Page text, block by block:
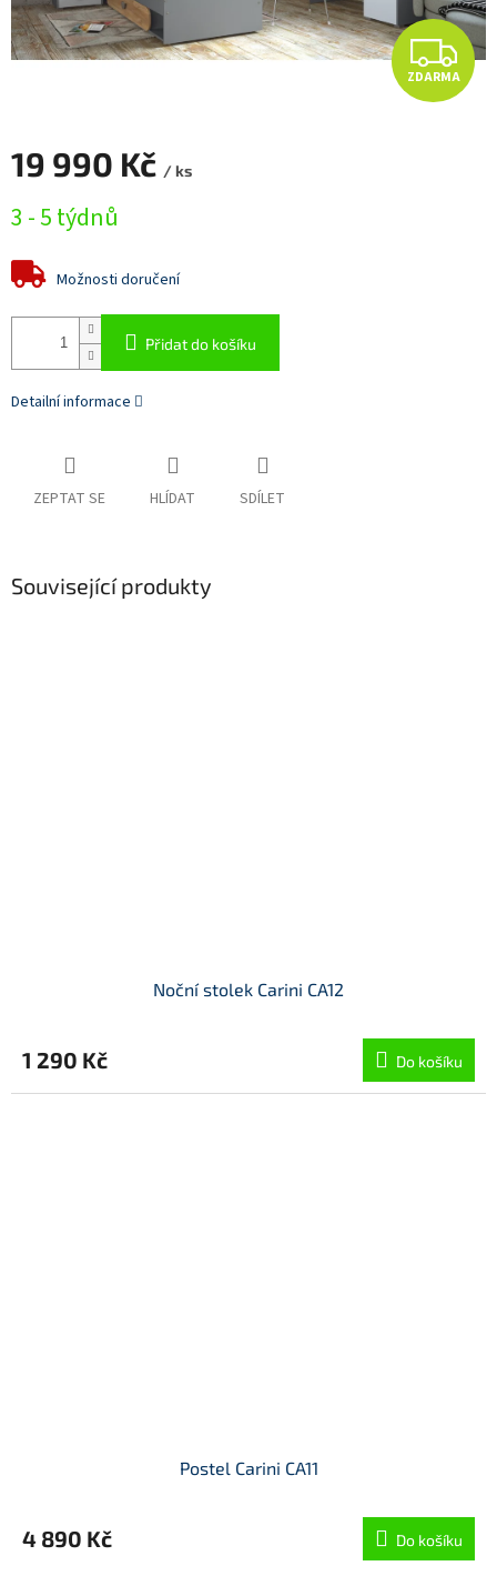
Z
D
ZDARMA
19 990 Kč / ks
cena:
3 - 5 týdnů
Možnosti doručení
Přidat do košíku
Detailní informace
ZEPTAT SE HLÍDAT SDÍLET
Související produkty
Noční stolek Carini CA12
1 290 Kč Do košíku
Postel Carini CA11
4 890 Kč Do košíku